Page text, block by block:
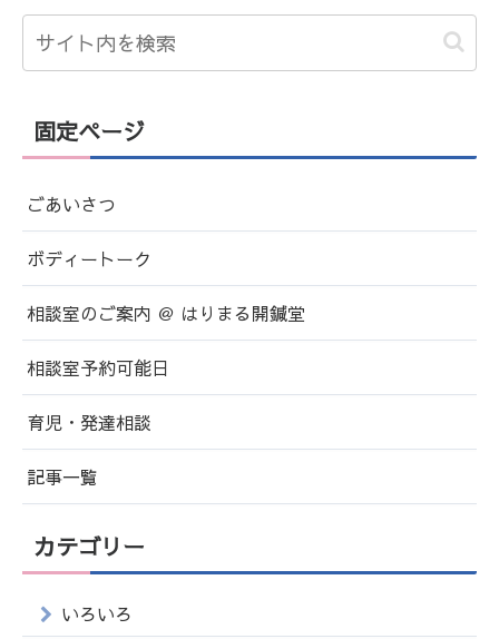
固定ページ
ごあいさつ
ボディートーク
相談室のご案内 ＠ はりまる開鍼堂
相談室予約可能日
育児・発達相談
記事一覧
カテゴリー
いろいろ